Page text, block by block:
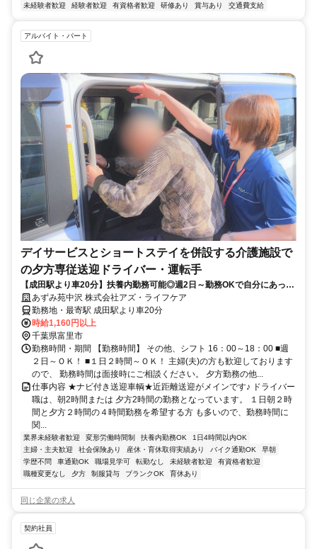
未経験者歓迎
経験者歓迎 有資格者歓迎 研修あり 賞与あり 交通費支給
アルバイト・パート
デイサービスとショートステイを併設する介護施設で
の夕方専従送迎ドライバー・運転手
【成田駅より車20分】扶養内勤務可能◎週2日～勤務OKで自分にあった
働き方ができます♪
あずみ苑中沢 株式会社アズ・ライフケア
勤務地・最寄駅 成田駅より車20分
時給1,160円以上
千葉県富里市
勤務時間・期間 【勤務時間】 その他、シフト 16：00～18：00 ■週
２日～ＯＫ！ ■１日２時間～ＯＫ！ 主婦(夫)の方も歓迎しております
ので、 勤務時間は面接時にご相談ください。 夕方勤務の他...
仕事内容 ★ナビ付き送迎車輌★近距離送迎がメインです♪ ドライバー
職は、朝2時間または 夕方2時間の勤務となっています。 １日朝２時
間と夕方２時間の４時間勤務を希望する方 も多いので、勤務時間に
関...
業界未経験者歓迎 変形労働時間制 扶養内勤務OK
1日4時間以内OK
主婦・主夫歓迎
社会保険あり 産休・育休取得実績あり バイク通勤OK
早朝
学歴不問
車通勤OK 職場見学可 転勤なし 未経験者歓迎
有資格者歓迎
職種変更なし
夕方 制服貸与 ブランクOK 育休あり
同じ企業の求人
契約社員